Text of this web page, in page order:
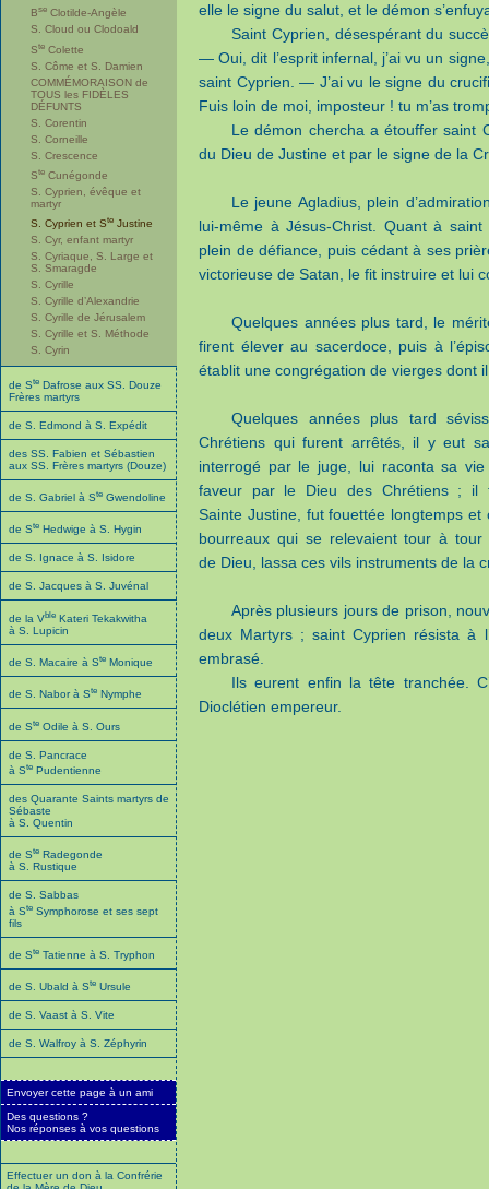
Bse Clotilde-Angèle
S. Cloud ou Clodoald
Ste Colette
S. Côme et S. Damien
COMMÉMORAISON de
TOUS les FIDÈLES
DÉFUNTS
S. Corentin
S. Corneille
S. Crescence
Ste Cunégonde
S. Cyprien, évêque et
martyr
S. Cyprien et Ste Justine
S. Cyr, enfant martyr
S. Cyriaque, S. Large et
S. Smaragde
S. Cyrille
S. Cyrille d’Alexandrie
S. Cyrille de Jérusalem
S. Cyrille et S. Méthode
S. Cyrin
de Ste Dafrose aux SS. Douze
Frères martyrs
de S. Edmond à S. Expédit
des SS. Fabien et Sébastien
aux SS. Frères martyrs (Douze)
de S. Gabriel à Ste Gwendoline
de Ste Hedwige à S. Hygin
de S. Ignace à S. Isidore
de S. Jacques à S. Juvénal
de la Vble Kateri Tekakwitha
à S. Lupicin
de S. Macaire à Ste Monique
de S. Nabor à Ste Nymphe
de Ste Odile à S. Ours
de S. Pancrace
à Ste Pudentienne
des Quarante Saints martyrs de
Sébaste
à S. Quentin
de Ste Radegonde
à S. Rustique
de S. Sabbas
à Ste Symphorose et ses sept
fils
de Ste Tatienne à S. Tryphon
de S. Ubald à Ste Ursule
de S. Vaast à S. Vite
de S. Walfroy à S. Zéphyrin
Envoyer cette page à un ami
Des questions ?
Nos réponses à vos questions
Effectuer un don à la Confrérie
elle le signe du salut, et le démon
Saint Cyprien, désespérant du
— Oui, dit l’esprit infernal, j’ai vu un
saint Cyprien. — J’ai vu le signe du
Fuis loin de moi, imposteur ! tu m’as
Le démon chercha a étouffer saint
du Dieu de Justine et par le signe de la
Le jeune Agladius, plein
lui-même à Jésus-Christ. Quant à saint
plein de défiance, puis cédant à ses
victorieuse de Satan, le fit instruire et lui
Quelques années plus tard, le
firent élever au sacerdoce, puis à
établit une congrégation de vierges dont
Quelques années plus tard
Chrétiens qui furent arrêtés, il y eut
interrogé par le juge, lui raconta sa
faveur par le Dieu des Chrétiens ; il
Sainte Justine, fut fouettée longtemps
bourreaux qui se relevaient tour à
de Dieu, lassa ces vils instruments de la
Après plusieurs jours de prison,
deux Martyrs ; saint Cyprien résista à
embrasé.
Ils eurent enfin la tête tranchée.
Dioclétien empereur.